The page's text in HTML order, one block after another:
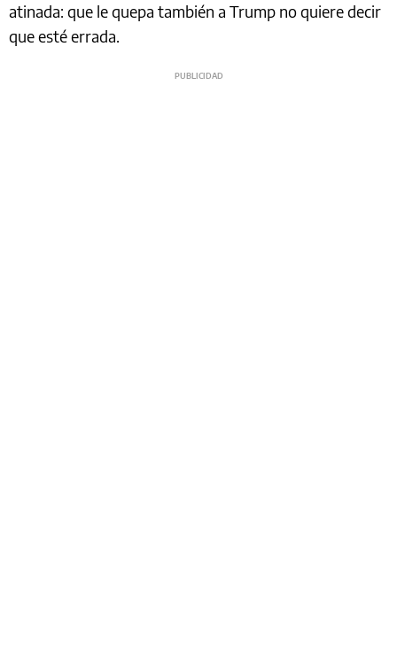
atinada: que le quepa también a Trump no quiere decir
que esté errada.